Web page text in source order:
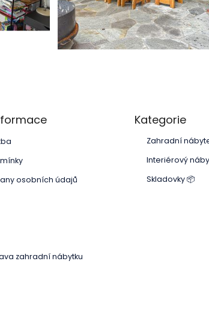
osobních údajů
zahradní nábytku
kategorie
Kategorie
Zahradní
Interiérový
Skladovky 📦